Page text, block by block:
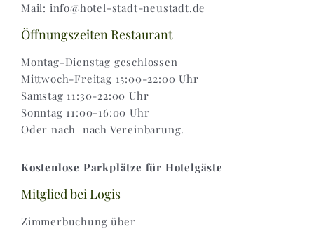
Versand & Lieferung
Mail: info@hotel-stadt-neustadt.de
Öffnungszeiten Restaurant
Montag-Dienstag geschlossen
Mittwoch-Freitag 15:00-22:00 Uhr
Samstag 11:30-22:00 Uhr
Sonntag 11:00-16:00 Uhr
Oder nach nach Vereinbarung.
Kostenlose Parkplätze für Hotelgäste
Mitglied bei Logis
Zimmerbuchung über